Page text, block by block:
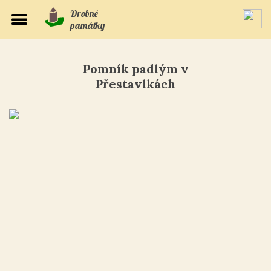
Drobné
památky
Pomník padlým v
Přestavlkách